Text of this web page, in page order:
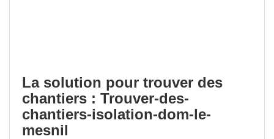
La solution pour trouver des
chantiers : Trouver-des-
chantiers-isolation-dom-le-
mesnil